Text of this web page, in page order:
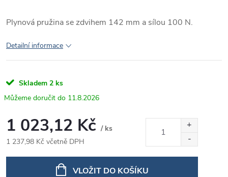
Plynová pružina se zdvihem 142 mm a sílou 100 N.
Detailní informace
Skladem 2 ks
11.8.2026
1 023,12 Kč / ks
1 237,98 Kč včetně DPH
VLOŽIT DO KOŠÍKU